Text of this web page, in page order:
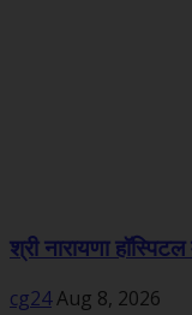
श्री नारायणा
cg24Aug 8, 2026